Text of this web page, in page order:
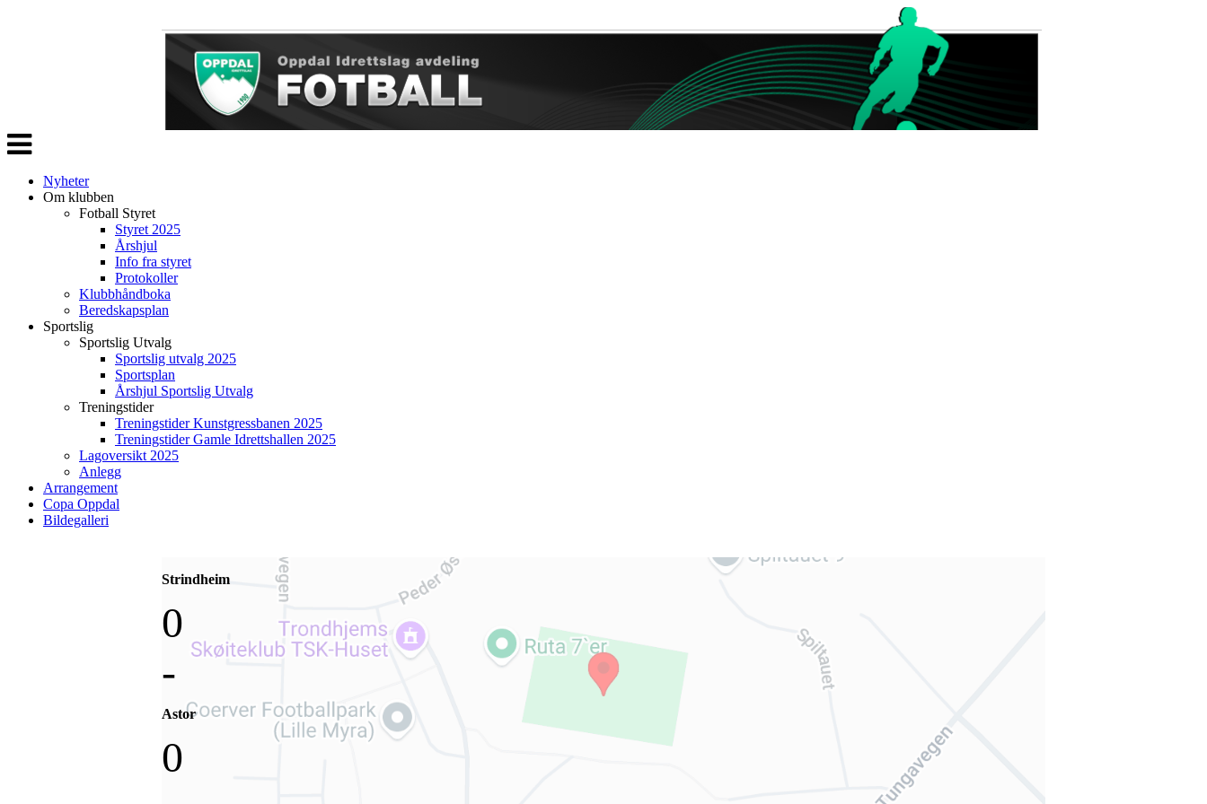
Veksle
navigasjon
Nyheter
Om klubben
Fotball Styret
Styret 2025
Årshjul
Info fra styret
Protokoller
Klubbhåndboka
Beredskapsplan
Sportslig
Sportslig Utvalg
Sportslig utvalg 2025
Sportsplan
Årshjul Sportslig Utvalg
Treningstider
Treningstider Kunstgressbanen 2025
Treningstider Gamle Idrettshallen 2025
Lagoversikt 2025
Anlegg
Arrangement
Copa Oppdal
Bildegalleri
Strindheim
0
-
Astor
0